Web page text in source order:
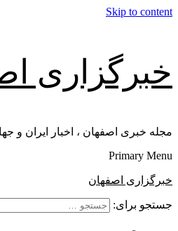
Skip to content
خبرگزاری
مجله خبری اصفهان ، اخبار ایران و
Primary Menu
خبرگزاری اصفهان
جستجو برای: